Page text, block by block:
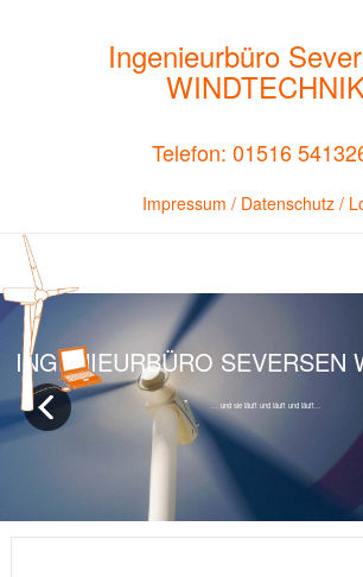
Ingenieurbüro
Telefon: 01516
Impressum / Datenschutz/
INGENIEURBÜRO SEVERSEN
... und sie läuft und läuft und läuft...